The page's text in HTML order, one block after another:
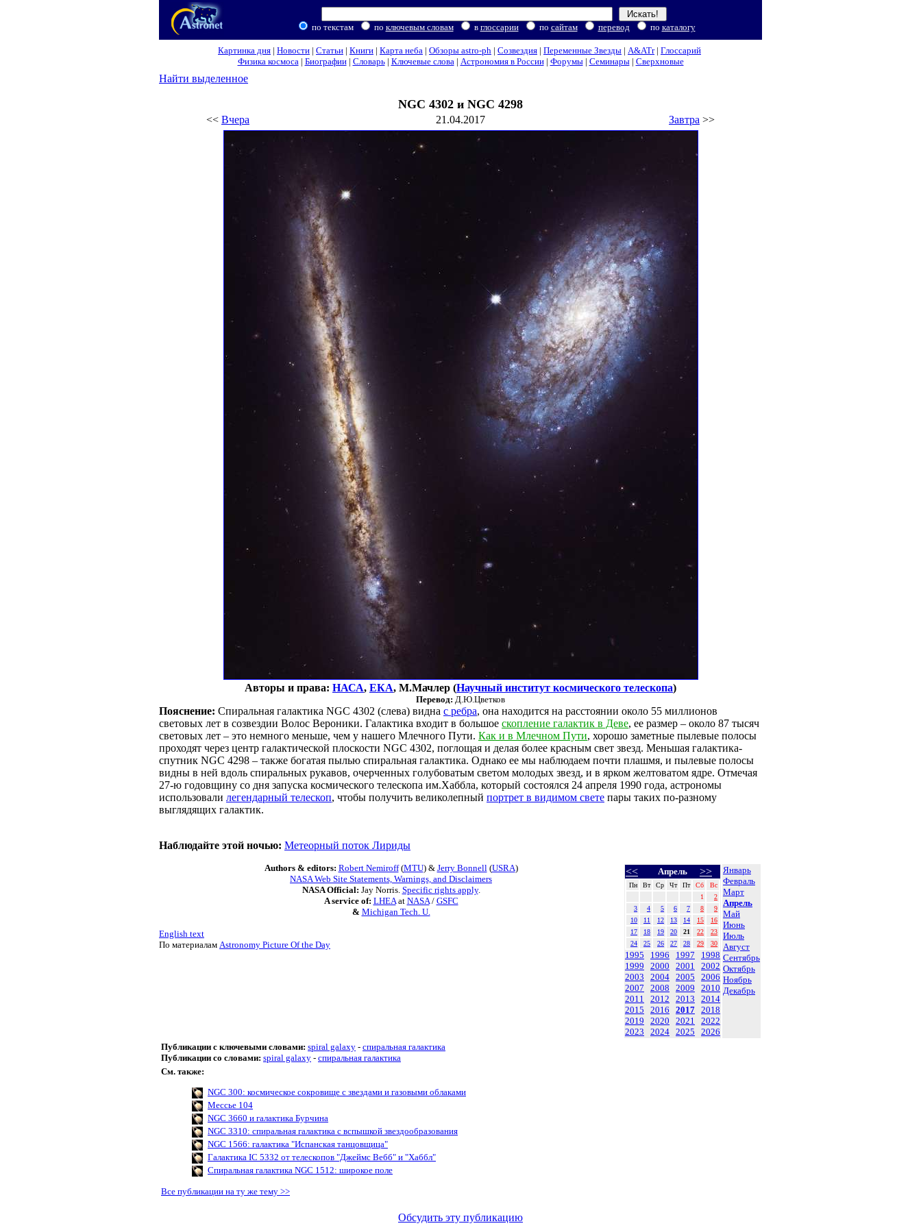
по текстам по ключевым словам в глоссарии по сайтам перевод по каталогу
Картинка дня | Новости | Статьи | Книги | Карта неба | Обзоры astro-ph | Созвездия | Переменные Звезды | A&ATr| Глоссарий
Физика космоса| Биографии| Словарь| Ключевые слова| Астрономия в России| Форумы| Семинары| Сверхновые
Найти выделенное
NGC 4302 и NGC 4298
<< Вчера 21.04.2017 Завтра >>
Авторы и права: НАСА, ЕКА, М.Мачлер (Научный институт космического телескопа)
Перевод: Д.Ю.Цветков
Пояснение: Спиральная галактика NGC 4302 (слева) видна с ребра, она находится на расстоянии около 55 миллионов
световых лет в созвездии Волос Вероники. Галактика входит в большое скопление галактик в Деве, ее размер – около 87 тысяч
световых лет – это немного меньше, чем у нашего Млечного Пути. Как и в Млечном Пути, хорошо заметные пылевые полосы
проходят через центр галактической плоскости NGC 4302, поглощая и делая более красным свет звезд. Меньшая галактика-
спутник NGC 4298 – также богатая пылью спиральная галактика. Однако ее мы наблюдаем почти плашмя, и пылевые полосы
видны в ней вдоль спиральных рукавов, очерченных голубоватым светом молодых звезд, и в ярком желтоватом ядре. Отмечая
27-ю годовщину со дня запуска космического телескопа им.Хаббла, который состоялся 24 апреля 1990 года, астрономы
использовали легендарный телескоп, чтобы получить великолепный портрет в видимом свете пары таких по-разному
выглядящих галактик.
Наблюдайте этой ночью: Метеорный поток Лириды
<< Апрель >>
Пн Вт Ср Чт Пт Сб
Вс
1
2
3
4 5 6 7 8
9
10
11 12 13 14 15
16
17
18 19 20 21 22
23
24
25 26 27 28 29 30
1995 1996 1997
1998
1999
2000 2001
2002
2003
2004 2005
2006
2007
2008 2009
2010
2011
2012 2013
2014
2015
2016 2017 2018
2019
2020 2021
2022
2023
2024 2025 2026
Январь
Февраль
Март
Апрель
Май
Июнь
Июль
Август
Сентябрь
Октябрь
Ноябрь
Декабрь
Authors & editors: Robert Nemiroff(MTU) & Jerry Bonnell(USRA)
NASA Web Site Statements, Warnings, and Disclaimers
NASA Official: Jay Norris. Specific rights apply.
A service of: LHEAat NASA/ GSFC
& Michigan Tech. U.
English text
По материалам Astronomy Picture Of the Day
Публикации с ключевыми словами: spiral galaxy - спиральная галактика
Публикации со словами: spiral galaxy - спиральная галактика
См. также:
NGC 300: космическое сокровище с звездами и газовыми облаками
Мессье 104
NGC 3660 и галактика Бурчина
NGC 3310: спиральная галактика с вспышкой звездообразования
NGC 1566: галактика "Испанская танцовщица"
Галактика IC 5332 от телескопов "Джеймс Вебб" и "Хаббл"
Спиральная галактика NGC 1512: широкое поле
Все публикации на ту же тему >>
Обсудить эту публикацию